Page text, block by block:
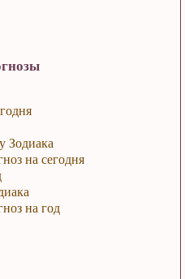
Зодиака
на сегодня
на год